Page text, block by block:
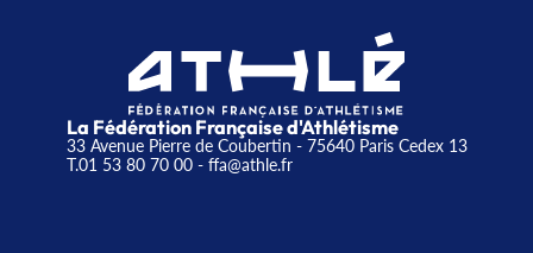
La Fédération Française d'Athlétisme
33 Avenue Pierre de Coubertin - 75640 Paris Cedex 13
T.01 53 80 70 00- ffa@athle.fr